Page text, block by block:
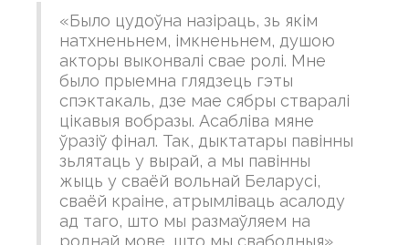
«Было цудоўна назіраць, зь якім
натхненьнем, імкненьнем, душою
акторы выконвалі свае ролі. Мне
было прыемна глядзець гэты
спэктакаль, дзе мае сябры стваралі
цікавыя вобразы. Асабліва мяне
ўразіў фінал. Так, дыктатары павінны
зьлятаць у вырай, а мы павінны
жыць у сваёй вольнай Беларусі,
сваёй краіне, атрымліваць асалоду
ад таго, што мы размаўляем на
роднай мове, што мы свабодныя»,